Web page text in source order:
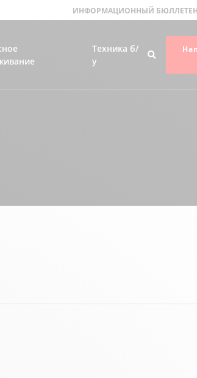
ИНФОРМАЦИОННЫЙ
Техника б/
у